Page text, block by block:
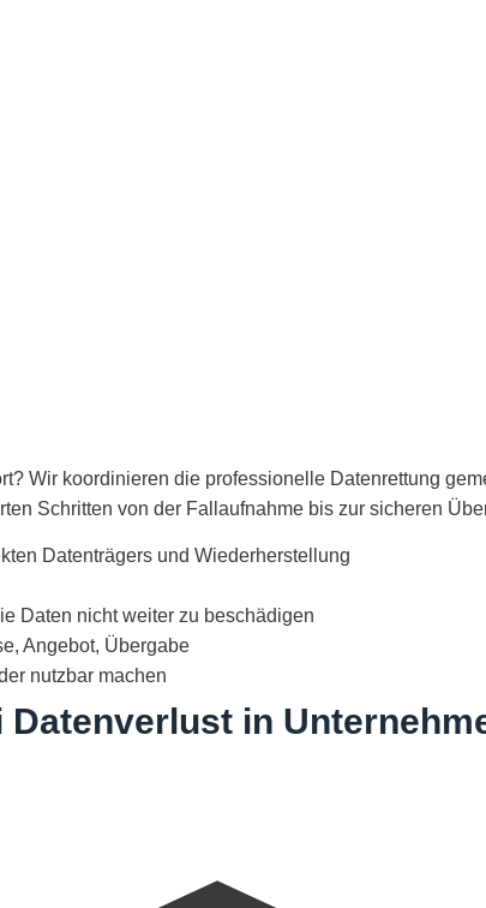
Wir koordinieren die professionelle Datenrettung
Schritten von der Fallaufnahme bis zur sicheren
Daten nicht weiter zu beschädigen
Angebot, Übergabe
nutzbar machen
in